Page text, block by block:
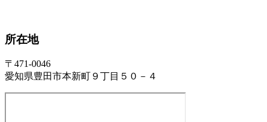
所在地
〒471-0046
愛知県豊田市本新町９丁目５０－４